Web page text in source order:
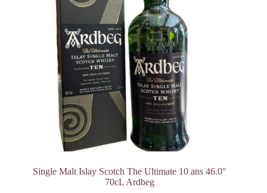
Single Malt Islay Scotch The Ultimate 10 ans 46.0°
70cL Ardbeg